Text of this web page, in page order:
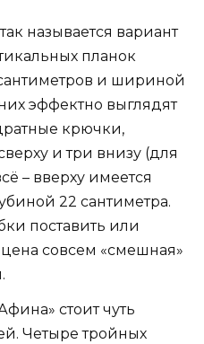
называется вариант
планок
и шириной
эффектно выглядят
крючки,
и три внизу (для
– вверху имеется
22 сантиметра.
поставить или
совсем «смешная»
стоит чуть
Четыре тройных